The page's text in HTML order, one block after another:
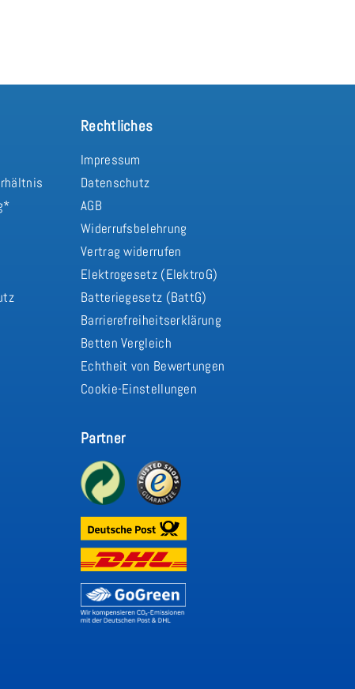
Rechtliches
Impressum
Datenschutz
AGB
Widerrufsbelehrung
Vertrag widerrufen
Elektrogesetz (ElektroG)
Batteriegesetz (BattG)
Barrierefreiheitserklärung
Betten Vergleich
Echtheit von Bewertungen
Cookie-Einstellungen
Partner